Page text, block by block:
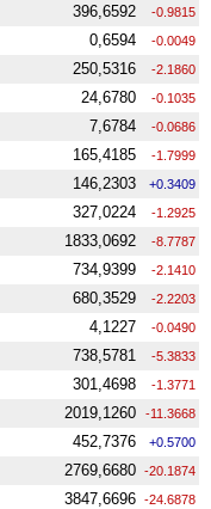
396,6592 -0.9815
0,6594 -0.0049
250,5316 -2.1860
24,6780 -0.1035
7,6784 -0.0686
165,4185 -1.7999
146,2303 +0.3409
327,0224 -1.2925
1833,0692 -8.7787
734,9399 -2.1410
680,3529 -2.2203
4,1227 -0.0490
738,5781 -5.3833
301,4698 -1.3771
2019,1260 -11.3668
452,7376 +0.5700
2769,6680 -20.1874
3847,6696 -24.6878